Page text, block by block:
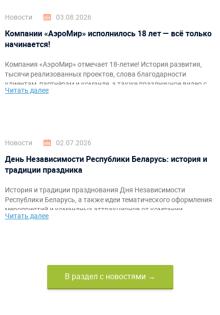
Новости 03.08.2026
Компании «АэроМир» исполнилось 18 лет — всё только
начинается!
Компания «АэроМир» отмечает 18-летие! История развития,
тысячи реализованных проектов, слова благодарности
клиентам, партнёрам и команде, а также праздничное видео с
самыми яркими моментами за годы работы.
Читать далее
Новости 02.07.2026
День Независимости Республики Беларусь: история и
традиции праздника
История и традиции празднования Дня Независимости
Республики Беларусь, а также идеи тематического оформления
мероприятий и командных аттракционов от компании
«АэроМир».
Читать далее
В раздел с новостями →